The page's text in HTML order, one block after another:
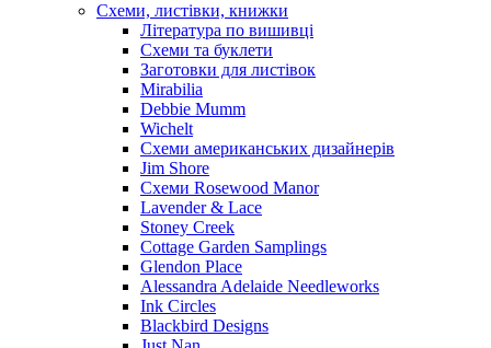
Схеми, листівки, книжки
Література по вишивці
Схеми та буклети
Заготовки для листівок
Mirabilia
Debbie Mumm
Wichelt
Схеми американських дизайнерів
Jim Shore
Cхеми Rosewood Manor
Lavender & Lace
Stoney Creek
Cottage Garden Samplings
Glendon Place
Alessandra Adelaide Needleworks
Ink Circles
Blackbird Designs